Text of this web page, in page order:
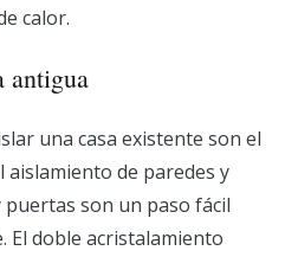
calor.
antigua
una casa existente son el
de paredes y
puertas son un paso fácil
El doble acristalamiento